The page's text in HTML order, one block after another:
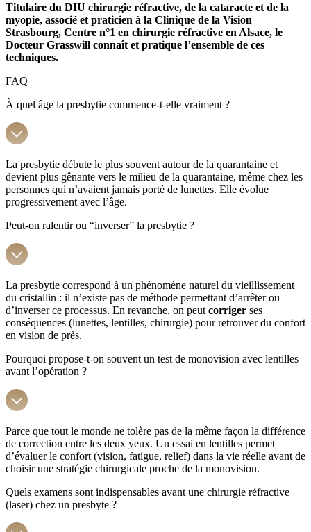
Titulaire du DIU chirurgie réfractive, de la cataracte et de la
myopie, associé et praticien à la Clinique de la Vision
Strasbourg, Centre n°1 en chirurgie réfractive en Alsace, le
Docteur Grasswill connaît et pratique l’ensemble de ces
techniques.
FAQ
À quel âge la presbytie commence-t-elle vraiment ?
La presbytie débute le plus souvent autour de la quarantaine et
devient plus gênante vers le milieu de la quarantaine, même chez les
personnes qui n’avaient jamais porté de lunettes. Elle évolue
progressivement avec l’âge.
Peut-on ralentir ou “inverser” la presbytie ?
La presbytie correspond à un phénomène naturel du vieillissement
du cristallin : il n’existe pas de méthode permettant d’arrêter ou
d’inverser ce processus. En revanche, on peut corriger ses
conséquences (lunettes, lentilles, chirurgie) pour retrouver du confort
en vision de près.
Pourquoi propose-t-on souvent un test de monovision avec lentilles
avant l’opération ?
Parce que tout le monde ne tolère pas de la même façon la différence
de correction entre les deux yeux. Un essai en lentilles permet
d’évaluer le confort (vision, fatigue, relief) dans la vie réelle avant de
choisir une stratégie chirurgicale proche de la monovision.
Quels examens sont indispensables avant une chirurgie réfractive
(laser) chez un presbyte ?